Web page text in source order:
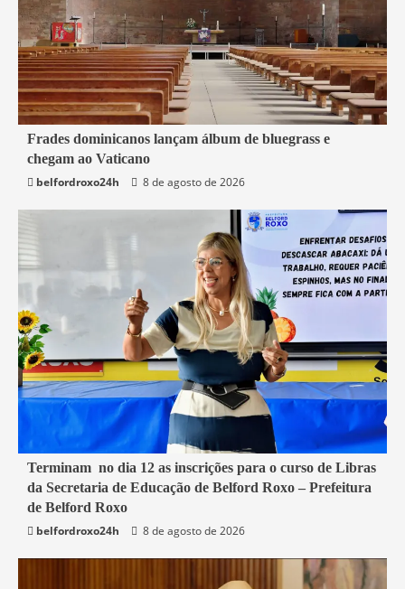
4 min read
Mundo
Frades dominicanos lançam álbum de bluegrass e
chegam ao Vaticano
belfordroxo24h
8 de agosto de 2026
1 min read
Belford Roxo
Terminam no dia 12 as inscrições para o curso de Libras
da Secretaria de Educação de Belford Roxo – Prefeitura
de Belford Roxo
belfordroxo24h
8 de agosto de 2026